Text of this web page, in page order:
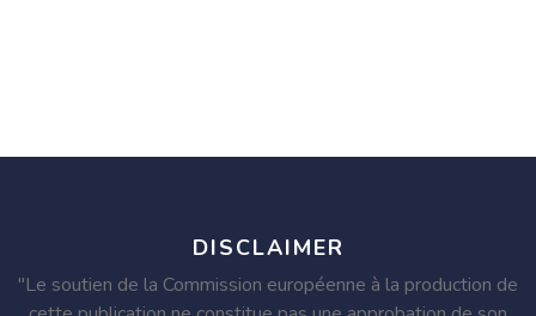
DISCLAIMER
"Le soutien de la Commission européenne à la production de